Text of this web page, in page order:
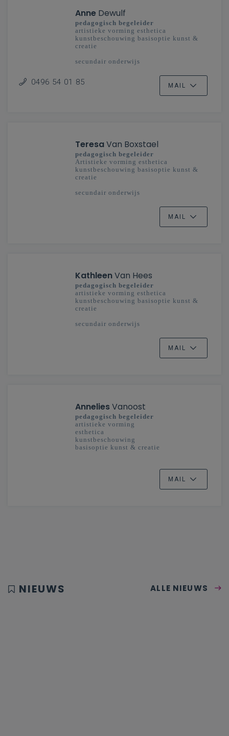
Anne Dewulf
pedagogisch begeleider
artistieke vorming esthetica
kunstbeschouwing basisoptie kunst &
creatie
secundair onderwijs
0496 54 01 85 MAIL
TeresaVan Boxstael
pedagogisch begeleider
Artistieke vorming esthetica
kunstbeschouwing basisoptie kunst &
creatie
secundair onderwijs
Vlaanderen, West-Vlaanderen
MAIL
KathleenVan Hees
pedagogisch begeleider
artistieke vorming esthetica
kunstbeschouwing basisoptie kunst &
creatie
secundair onderwijs
MAIL
AnneliesVanoost
pedagogisch begeleider
artistieke vorming
esthetica
kunstbeschouwing
basisoptie kunst & creatie
MAIL
NIEUWS ALLE NIEUWS